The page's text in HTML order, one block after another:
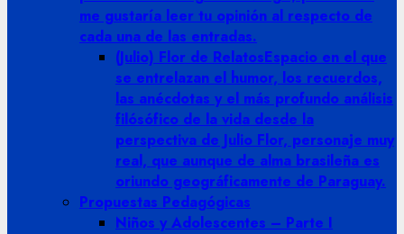
me gustaría leer tu opinión al respecto de
cada una de las entradas.
(Julio) Flor de RelatosEspacio en el que
se entrelazan el humor, los recuerdos,
las anécdotas y el más profundo análisis
filósófico de la vida desde la
perspectiva de Julio Flor, personaje muy
real, que aunque de alma brasileña es
oriundo geográficamente de Paraguay.
Propuestas Pedagógicas
Niños y Adolescentes – Parte I